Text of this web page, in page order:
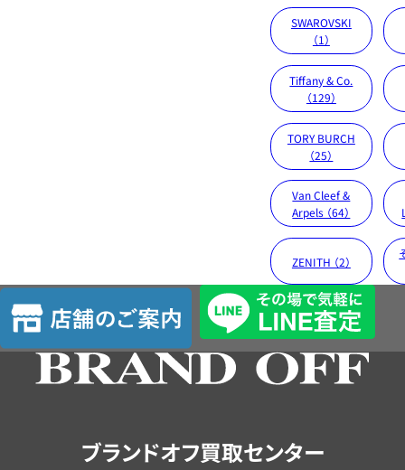
SWAROVSKI
（1）
Tiffany & Co.
（129）
TORY BURCH
（25）
Van Cleef &
Arpels （64）
ZENITH （2）
店
舗
の
ブランドオフ買取センター